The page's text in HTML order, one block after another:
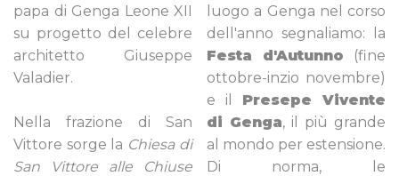
papa di Genga Leone XII
su progetto del celebre
architetto Giuseppe
Valadier.
Nella frazione di San
Vittore sorge la Chiesa di
San Vittore alle Chiuse
luogo a Genga nel corso
dell'anno segnaliamo: la
Festa d'Autunno (fine
ottobre-inzio novembre)
e il Presepe Vivente
di Genga, il più grande
al mondo per estensione.
Di norma, le